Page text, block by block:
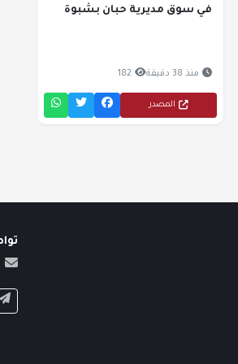
في سوق مديرية حبان بشبوة
منذ 38 دقيقة 182
المصدر